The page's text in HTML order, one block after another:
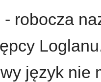
- robocza
język nie